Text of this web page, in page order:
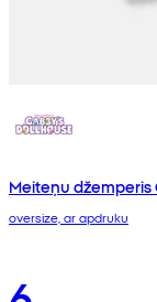
Meiteņu
oversize, ar apdruku